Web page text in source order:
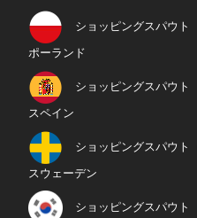
ショッピングスパウト
ポーランド
ショッピングスパウト
スペイン
ショッピングスパウト
スウェーデン
ショッピングスパウト